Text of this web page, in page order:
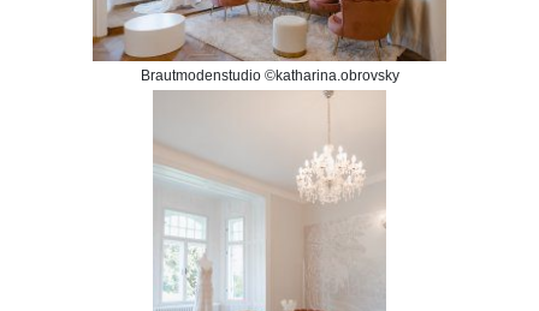
Brautmodenstudio ©katharina.obrovsky